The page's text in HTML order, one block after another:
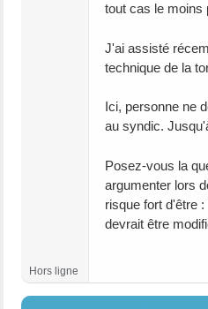
tout cas le moins
J'ai assisté
technique de la
Ici, personne ne
au syndic.
Posez-vous la
argumenter lors
risque fort d'être
devrait être
Hors ligne